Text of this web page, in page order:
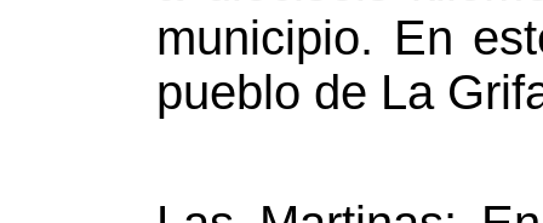
municipio. En
pueblo de La